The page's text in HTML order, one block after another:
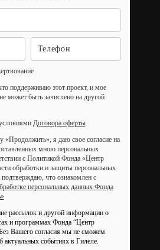
поддерживаю этот проект, и мое
может быть зачислено на другой
Договора оферты
«Продолжить», я даю свое согласие на
мною персональных
с Политикой Фонда «Центр
обработки и защиты персональных
что ознакомлен с
персональных данных Фонда
рассылок и другой информации о
и программах Фонда “Центр
Вашего согласия мы не сможем
актуальных событиях в Гилеле.